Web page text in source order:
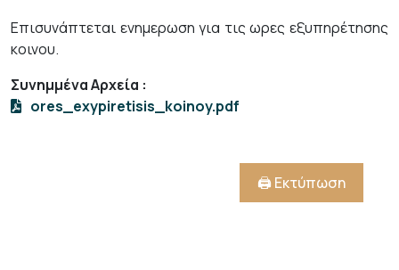
Επισυνάπτεται ενημερωση για τις ωρες εξυπηρέτησης
κοινου.
Συνημμένα Αρχεία :
ores_exypiretisis_koinoy.pdf
🖨️ Εκτύπωση